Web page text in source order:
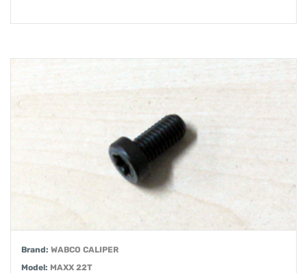
Brand: WABCO CALIPER
Model: MAXX 22T